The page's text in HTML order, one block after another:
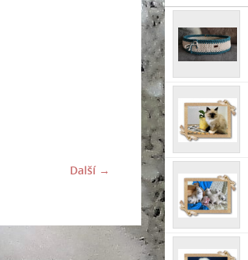
Další →